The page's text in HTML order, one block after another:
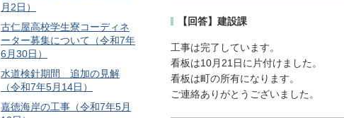
月2日）
古仁屋⾼校学⽣寮コーディネ
ーター募集について（令和7年
6月30日）
水道検針期間 追加の見解
（令和7年5月14日）
嘉徳海岸の工事（令和7年5月
【回答】建設課
工事は完了しています。
看板は10月21日に片付けました。
看板は町の所有になります。
ご連絡ありがとうございました。